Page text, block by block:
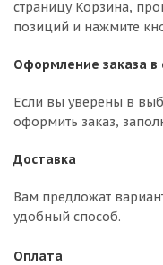
страницу Корзина,
позиций и нажмите
Оформление заказа
Если вы уверены в
оформить заказ,
Доставка
Вам предложат
удобный способ.
Оплата